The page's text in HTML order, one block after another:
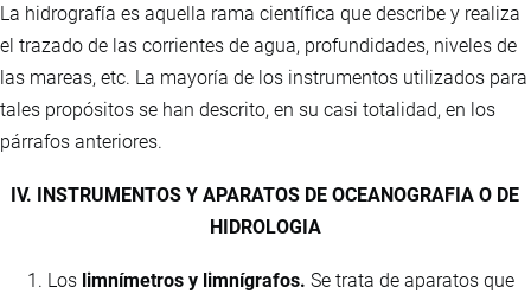
La hidrografía es aquella rama científica que describe y realiza
el trazado de las corrientes de agua, profundidades, niveles de
las mareas, etc. La mayoría de los instrumentos utilizados para
tales propósitos se han descrito, en su casi totalidad, en los
párrafos anteriores.
IV. INSTRUMENTOS Y APARATOS DE OCEANOGRAFIA O DE
HIDROLOGIA
Los limnímetros y limnígrafos. Se trata de aparatos que